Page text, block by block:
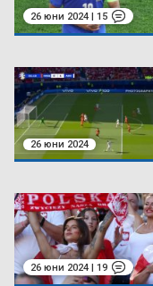
26 юни 2024 | 15
26 юни 2024
26 юни 2024 | 19